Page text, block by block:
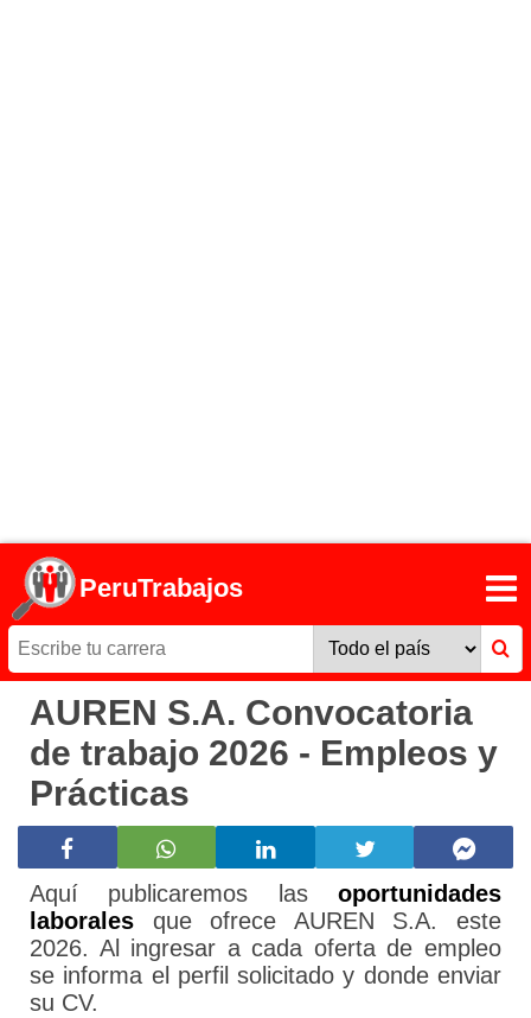
PeruTrabajos
AUREN S.A. Convocatoria
de trabajo 2026 - Empleos y
Prácticas
Aquí publicaremos las oportunidades
laborales que ofrece AUREN S.A. este
2026. Al ingresar a cada oferta de empleo
se informa el perfil solicitado y donde enviar
su CV.